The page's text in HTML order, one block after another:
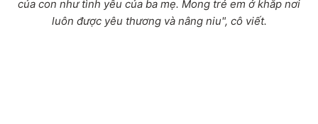
của con như tình yêu của ba mẹ. Mong trẻ em ở khắp nơi
luôn được yêu thương và nâng niu", cô viết.